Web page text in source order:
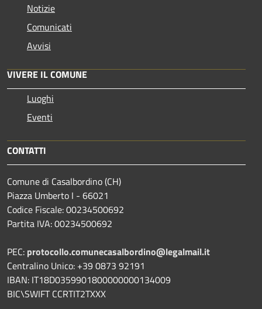
Notizie
Comunicati
Avvisi
VIVERE IL COMUNE
Luoghi
Eventi
CONTATTI
Comune di Casalbordino (CH)
Piazza Umberto I - 66021
Codice Fiscale: 00234500692
Partita IVA: 00234500692
PEC: protocollo.comunecasalbordino@legalmail.it
Centralino Unico: +39 0873 92191
IBAN: IT18D0359901800000000134009
BIC\SWIFT CCRTIT2TXXX